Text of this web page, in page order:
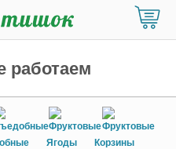
работаем
Ягоды Корзины